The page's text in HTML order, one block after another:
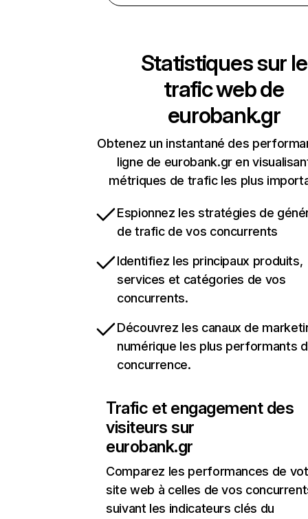
Statistiques sur le
trafic web de
eurobank.gr
Obtenez un instantané des
ligne de eurobank.gr en
métriques de trafic les plus
Espionnez les stratégies de
de trafic de vos concurrents
Identifiez les principaux produits,
services et catégories de vos
concurrents.
Découvrez les canaux de
numérique les plus performants
concurrence.
Trafic et engagement des
visiteurs sur
eurobank.gr
Comparez les performances de
site web à celles de vos
suivant les indicateurs clés du